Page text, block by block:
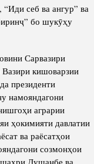
себ ва ангур” ва
бо шукӯҳу
Сарвазири
кишоварзии
президенти
намояндагони
аграрии
ҳокимияти давлатии
ва раёсатҳои
созмонҳои
Душанбе ва